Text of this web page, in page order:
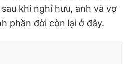
khi nghỉ hưu, anh và vợ
phần đời còn lại ở đây.